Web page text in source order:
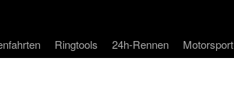
Ringtools 24h-Rennen Motorsport